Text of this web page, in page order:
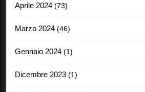
Aprile 2024 (73)
Marzo 2024 (46)
Gennaio 2024 (1)
Dicembre 2023 (1)